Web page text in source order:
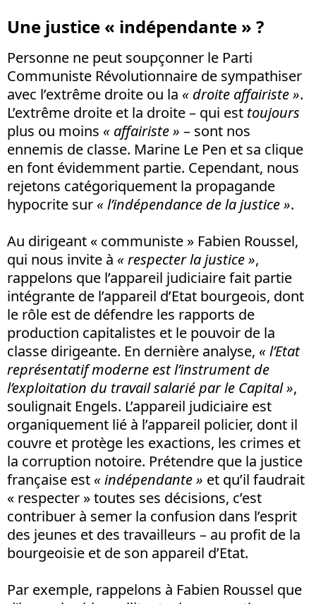
Une justice « indépendante » ?
Personne ne peut soupçonner le Parti
Communiste Révolutionnaire de sympathiser
avec l’extrême droite ou la « droite affairiste ».
L’extrême droite et la droite – qui est toujours
plus ou moins « affairiste » – sont nos
ennemis de classe. Marine Le Pen et sa clique
en font évidemment partie. Cependant, nous
rejetons catégoriquement la propagande
hypocrite sur « l’indépendance de la justice ».
Au dirigeant « communiste » Fabien Roussel,
qui nous invite à « respecter la justice »,
rappelons que l’appareil judiciaire fait partie
intégrante de l’appareil d’Etat bourgeois, dont
le rôle est de défendre les rapports de
production capitalistes et le pouvoir de la
classe dirigeante. En dernière analyse, « l’Etat
représentatif moderne est l’instrument de
l’exploitation du travail salarié par le Capital »,
soulignait Engels. L’appareil judiciaire est
organiquement lié à l’appareil policier, dont il
couvre et protège les exactions, les crimes et
la corruption notoire. Prétendre que la justice
française est « indépendante » et qu’il faudrait
« respecter » toutes ses décisions, c’est
contribuer à semer la confusion dans l’esprit
des jeunes et des travailleurs – au profit de la
bourgeoisie et de son appareil d’Etat.
Par exemple, rappelons à Fabien Roussel que